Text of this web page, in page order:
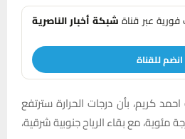
فورية عبر قناةشبكة أخبار الناصرية
انضم للقناة
احمد كريم، بأن درجات الحرارة سترتفع
لتتراوح بين 18 – 20 درجة مئوية، مع بقاء الرياح جنوبية شرقية،